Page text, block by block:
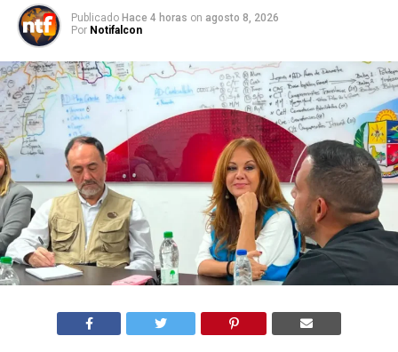
Publicado Hace 4 horas on agosto 8, 2026
Por Notifalcon